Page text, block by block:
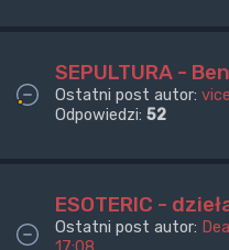
SEPULTURA -
Ostatni post autor:
Odpowiedzi: 52
ESOTERIC -
Ostatni post autor: